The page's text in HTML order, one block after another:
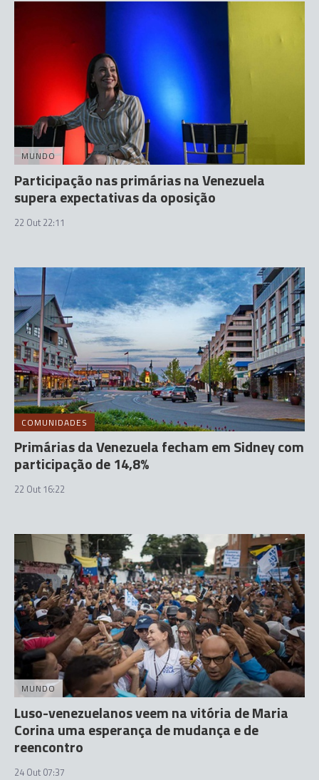
MUNDO
Participação nas primárias na Venezuela
supera expectativas da oposição
22 Out 22:11
COMUNIDADES
Primárias da Venezuela fecham em Sidney com
participação de 14,8%
22 Out 16:22
MUNDO
Luso-venezuelanos veem na vitória de Maria
Corina uma esperança de mudança e de
reencontro
24 Out 07:37